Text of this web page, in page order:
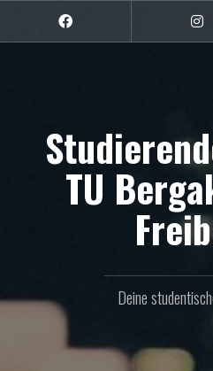
springen
Facebook
TU
Deine